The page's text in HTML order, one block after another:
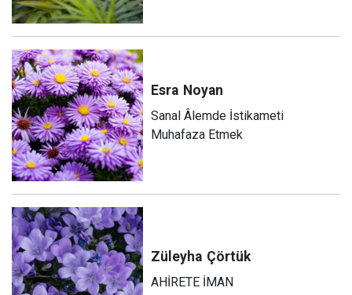
Esra Noyan
Sanal Âlemde İstikameti
Muhafaza Etmek
Züleyha Çörtük
AHİRETE İMAN